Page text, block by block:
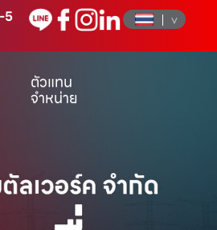
5
ตัวแทน
จำหน่าย